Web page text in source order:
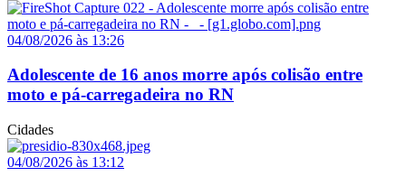
04/08/2026 às 13:26
Adolescente de 16 anos morre após colisão entre
moto e pá-carregadeira no RN
Cidades
04/08/2026 às 13:12